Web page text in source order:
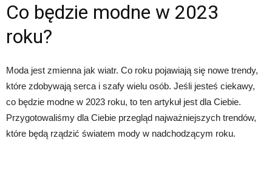
Co będzie modne w 2023
roku?
Moda jest zmienna jak wiatr. Co roku pojawiają się nowe trendy,
które zdobywają serca i szafy wielu osób. Jeśli jesteś ciekawy,
co będzie modne w 2023 roku, to ten artykuł jest dla Ciebie.
Przygotowaliśmy dla Ciebie przegląd najważniejszych trendów,
które będą rządzić światem mody w nadchodzącym roku.